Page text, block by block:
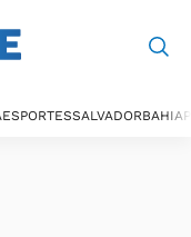
ESPORTESSALVADORBAHIA